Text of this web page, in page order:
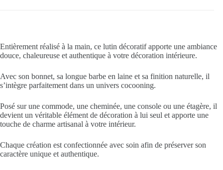
Entièrement réalisé à la main, ce lutin décoratif apporte une ambiance
douce, chaleureuse et authentique à votre décoration intérieure.
Avec son bonnet, sa longue barbe en laine et sa finition naturelle, il
s’intègre parfaitement dans un univers cocooning.
Posé sur une commode, une cheminée, une console ou une étagère, il
devient un véritable élément de décoration à lui seul et apporte une
touche de charme artisanal à votre intérieur.
Chaque création est confectionnée avec soin afin de préserver son
caractère unique et authentique.